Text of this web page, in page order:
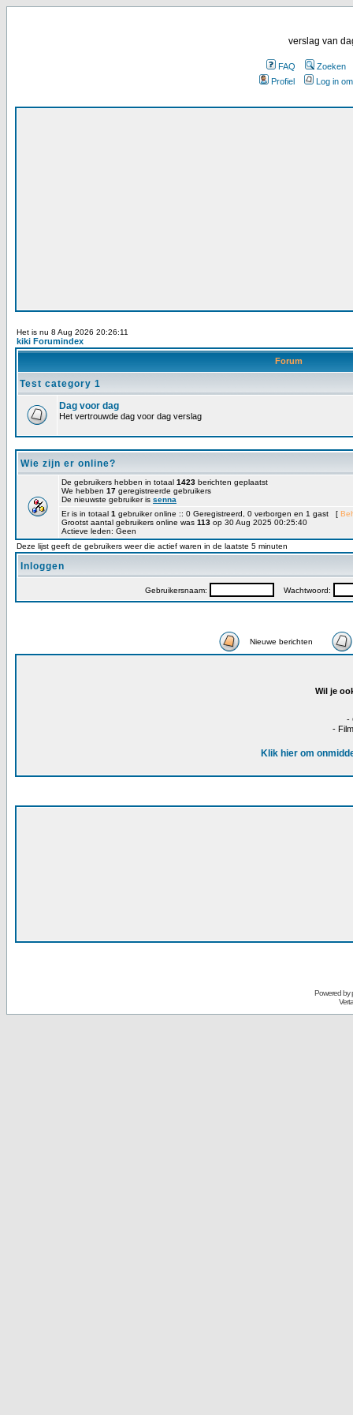
verslag van
FAQ
Zoeken
Profiel
Log in
Het is nu 8 Aug 2026 20:26:11
kiki Forumindex
Forum
Test category 1
Dag voor dag
Het vertrouwde dag voor dag verslag
Wie zijn er online?
De gebruikers hebben in totaal 1423 berichten geplaatst
We hebben 17 geregistreerde gebruikers
De nieuwste gebruiker is senna
Er is in totaal 1 gebruiker online :: 0 Geregistreerd, 0 verborgen en 1 gast [
Grootst aantal gebruikers online was 113 op 30 Aug 2025 00:25:40
Actieve leden: Geen
Deze lijst geeft de gebruikers weer die actief waren in de laatste 5 minuten
Inloggen
Gebruikersnaam: Wachtwoord:
Nieuwe berichten
Wil je
-
-
Klik hier om
Powered by